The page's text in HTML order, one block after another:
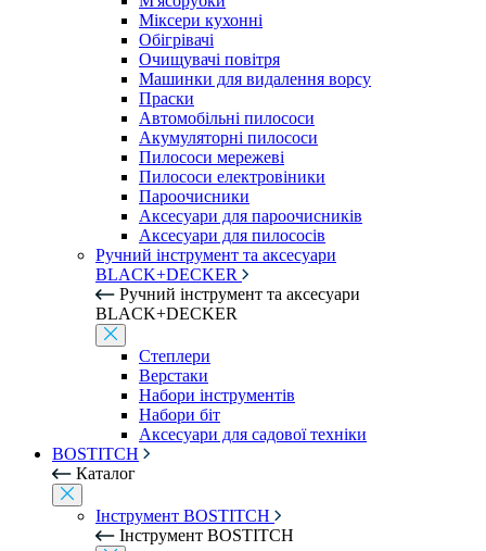
Міксери кухонні
Обігрівачі
Очищувачі повітря
Машинки для видалення ворсу
Праски
Автомобільні пилососи
Акумуляторні пилососи
Пилососи мережеві
Пилососи електровіники
Пароочисники
Аксесуари для пароочисників
Аксесуари для пилососів
Ручний інструмент та аксесуари
BLACK+DECKER
Ручний інструмент та аксесуари
BLACK+DECKER
Степлери
Верстаки
Набори інструментів
Набори біт
Аксесуари для садової техніки
BOSTITCH
Каталог
Інструмент BOSTITCH
Інструмент BOSTITCH